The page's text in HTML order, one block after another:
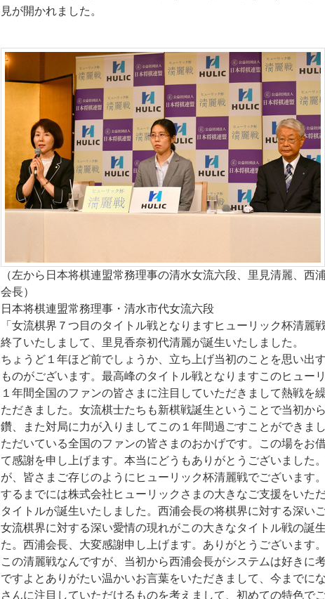
見が開かれました。
（左から日本将棋連盟常務理事の清水女流六段、里見清麗、西
会長）
日本将棋連盟常務理事・清水市代女流六段
「女流棋界７つ目のタイトル戦となりますヒューリック杯清麗
終了いたしまして、里見香奈初代清麗が誕生いたしました。
ちょうど１年ほど前でしょうか、立ち上げ当初のことを思い出
ものがございます。最高峰のタイトル戦となりますこのヒュー
１年間全国のファンの皆さまに注目していただきまして熱戦を
ただきました。女流棋士たちも新棋戦誕生ということで当初か
鑽、また対局に力が入りましてこの１年間過ごすことができま
ただいている全国のファンの皆さまのおかげです。この場をお
て感謝を申し上げます。本当にどうもありがとうございました
が、皆さまご存じのようにヒューリック杯清麗戦でございます
するまでには株式会社ヒューリックさまの大きなご支援をいた
タイトルが誕生いたしました。西浦会長の将棋界に対する深い
女流棋界に対する深い愛情の現れがこの大きなタイトル戦の誕
た。西浦会長、大変感謝申し上げます。ありがとうございます。
この清麗戦なんですが、当初から西浦会長がシステムは好きに
ですよとありがたい温かいお言葉をいただきまして、今までに
さんに注目していただけるものを考えまして、初めての特色で